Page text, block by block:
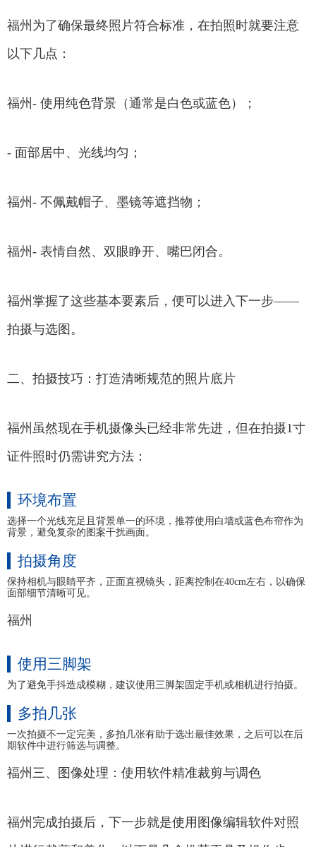
福州为了确保最终照片符合标准，在拍照时就要注意
以下几点：
福州- 使用纯色背景（通常是白色或蓝色）；
- 面部居中、光线均匀；
福州- 不佩戴帽子、墨镜等遮挡物；
福州- 表情自然、双眼睁开、嘴巴闭合。
福州掌握了这些基本要素后，便可以进入下一步——
拍摄与选图。
二、拍摄技巧：打造清晰规范的照片底片
福州虽然现在手机摄像头已经非常先进，但在拍摄1寸
证件照时仍需讲究方法：
环境布置
选择一个光线充足且背景单一的环境，推荐使用白墙或蓝色布帘作为
背景，避免复杂的图案干扰画面。
拍摄角度
保持相机与眼睛平齐，正面直视镜头，距离控制在40cm左右，以确保
面部细节清晰可见。
福州
使用三脚架
为了避免手抖造成模糊，建议使用三脚架固定手机或相机进行拍摄。
多拍几张
一次拍摄不一定完美，多拍几张有助于选出最佳效果，之后可以在后
期软件中进行筛选与调整。
福州三、图像处理：使用软件精准裁剪与调色
福州完成拍摄后，下一步就是使用图像编辑软件对照